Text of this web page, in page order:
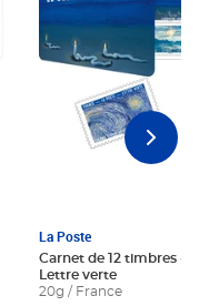
La Poste
Carnet de 12 timbres - Le
Lettre verte
20g / France